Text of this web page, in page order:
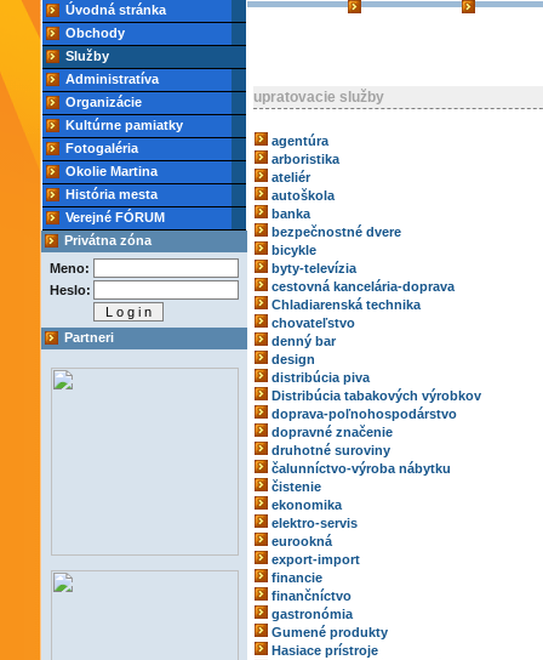
Úvodná stránka
Obchody
Služby
Administratíva
Organizácie
Kultúrne pamiatky
Fotogaléria
Okolie Martina
História mesta
Verejné FÓRUM
Privátna zóna
Meno:
Heslo:
Partneri
upratovacie služby
agentúra
arboristika
ateliér
autoškola
banka
bezpečnostné dvere
bicykle
byty-televízia
cestovná kancelária-doprava
Chladiarenská technika
chovateľstvo
denný bar
design
distribúcia piva
Distribúcia tabakových výrobkov
doprava-poľnohospodárstvo
dopravné značenie
druhotné suroviny
čalunníctvo-výroba nábytku
čistenie
ekonomika
elektro-servis
eurookná
export-import
financie
finančníctvo
gastronómia
Gumené produkty
Hasiace prístroje